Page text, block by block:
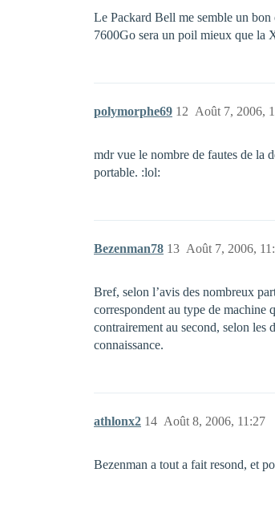
Le Packard Bell me semble un
7600Go sera un poil mieux que la
polymorphe69 Août 7, 2006,
12
mdr vue le nombre de fautes de la
portable. :lol:
Bezenman78 Août 7, 2006,
13
Bref, selon l’avis des nombreux
correspondent au type de machine
contrairement au second, selon les
connaissance.
athlonx2 Août 8, 2006, 11:27
14
Bezenman a tout a fait resond, et